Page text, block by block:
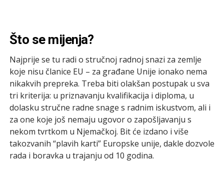
Što se mijenja?
Najprije se tu radi o stručnoj radnoj snazi za zemlje
koje nisu članice EU – za građane Unije ionako nema
nikakvih prepreka. Treba biti olakšan postupak u sva
tri kriterija: u priznavanju kvalifikacija i diploma, u
dolasku stručne radne snage s radnim iskustvom, ali i
za one koje još nemaju ugovor o zapošljavanju s
nekom tvrtkom u Njemačkoj. Bit će izdano i više
takozvanih “plavih karti” Europske unije, dakle dozvole
rada i boravka u trajanju od 10 godina.